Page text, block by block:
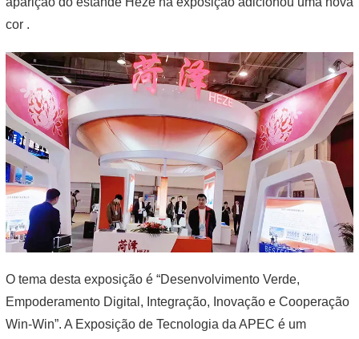
cor .
O tema desta exposição é “Desenvolvimento Verde,
Empoderamento Digital, Integração, Inovação e Cooperação
Win-Win”. A Exposição de Tecnologia da APEC é um